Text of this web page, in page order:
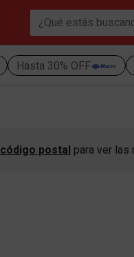
Hasta 30% OFF
código postal para ver las